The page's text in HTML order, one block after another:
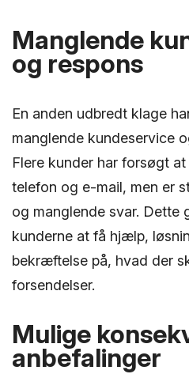
Manglende
og respons
En anden udbredt klage
manglende kundeservice
Flere kunder har forsøgt
telefon og e-mail, men er
og manglende svar.
kunderne at få hjælp,
bekræftelse på, hvad der
forsendelser.
Mulige
anbefalinger